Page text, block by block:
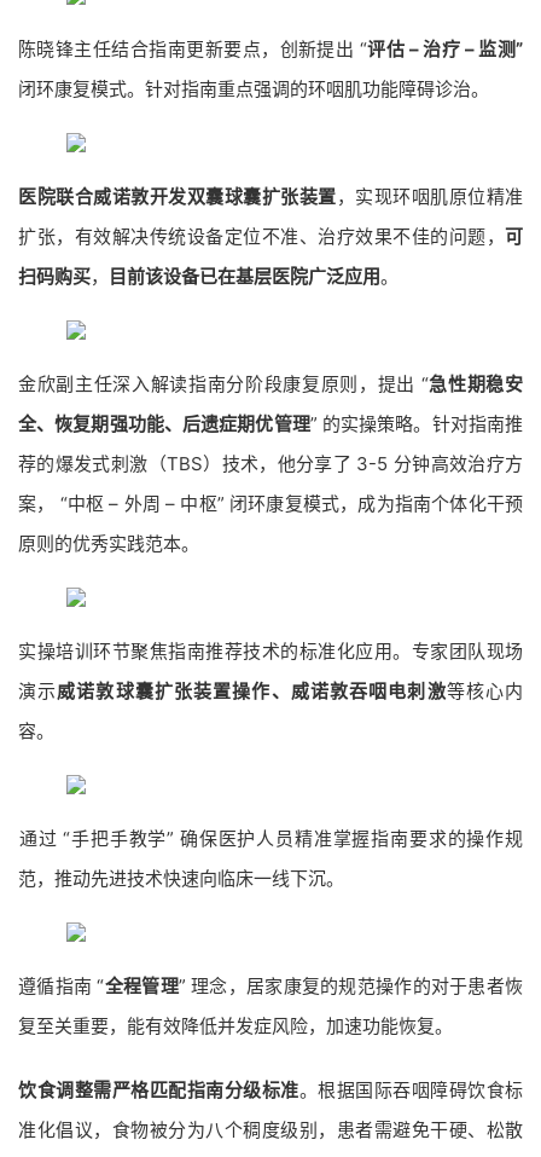
陈晓锋主任结合指南更新要点，创新提出 “评估 – 治疗 – 监测”
闭环康复模式。针对指南重点强调的环咽肌功能障碍诊治。
医院联合威诺敦开发双囊球囊扩张装置，实现环咽肌原位精准
扩张，有效解决传统设备定位不准、治疗效果不佳的问题， 可
扫码购买， 目前该设备已在基层医院广泛应用。
金欣副主任深入解读指南分阶段康复原则，提出 “急性期稳安
全、恢复期强功能、后遗症期优管理” 的实操策略。针对指南推
荐的爆发式刺激（TBS）技术，他分享了 3-5 分钟高效治疗方
案， “中枢 – 外周 – 中枢” 闭环康复模式，成为指南个体化干预
原则的优秀实践范本。
实操培训环节聚焦指南推荐技术的标准化应用。专家团队现场
演示威诺敦球囊扩张装置操作、威诺敦吞咽电刺激等核心内
容。
​通过 “手把手教学” 确保医护人员精准掌握指南要求的操作规
范，推动先进技术快速向临床一线下沉。
遵循指南 “全程管理” 理念，居家康复的规范操作的对于患者恢
复至关重要，能有效降低并发症风险，加速功能恢复。
饮食调整需严格匹配指南分级标准。根据国际吞咽障碍饮食标
准化倡议，食物被分为八个稠度级别，患者需避免干硬、松散